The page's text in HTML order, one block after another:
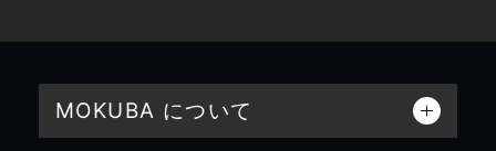
MOKUBA について